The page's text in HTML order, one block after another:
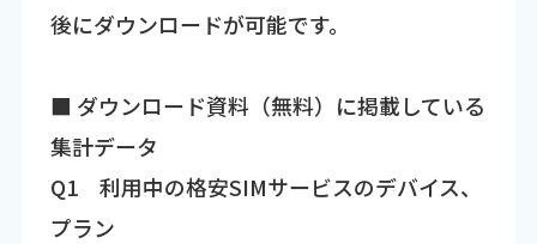
後にダウンロードが可能です。
■ ダウンロード資料（無料）に掲載している
集計データ
Q1 利用中の格安SIMサービスのデバイス、
プラン